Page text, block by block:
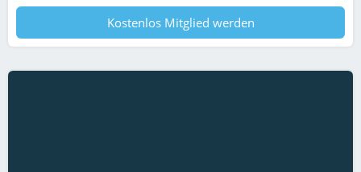
Kostenlos Mitglied werden